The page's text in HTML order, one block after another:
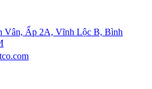
Vân, Ấp 2A, Vĩnh Lộc B, Bình